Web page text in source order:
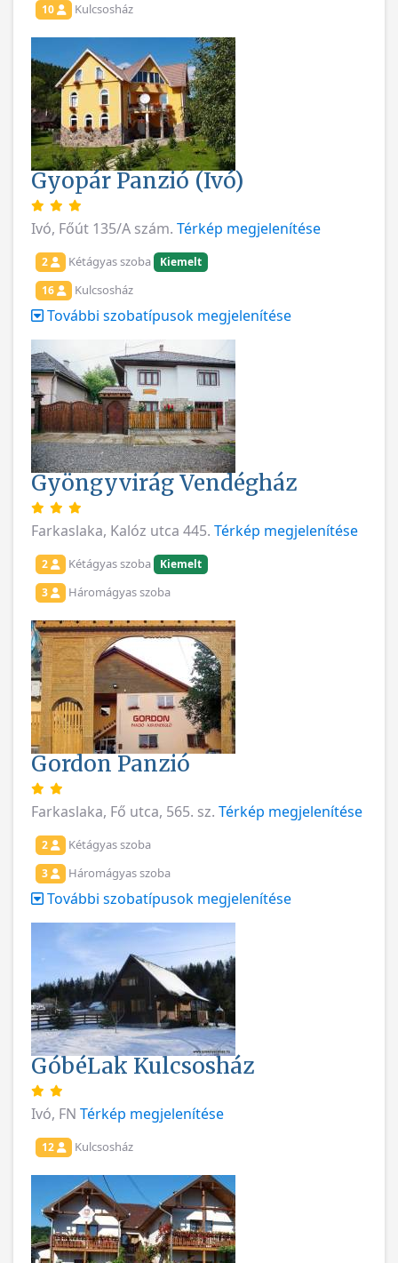
10 Kulcsosház
Gyopár Panzió (Ivó)
Ivó, Főút 135/A szám. Térkép megjelenítése
2 Kétágyas szoba
Kiemelt
16
Kulcsosház
További szobatípusok megjelenítése
Gyöngyvirág Vendégház
Farkaslaka, Kalóz utca 445. Térkép megjelenítése
2 Kétágyas szoba
Kiemelt
3
Háromágyas szoba
Gordon Panzió
Farkaslaka, Fő utca, 565. sz. Térkép megjelenítése
2 Kétágyas szoba
3 Háromágyas szoba
További szobatípusok megjelenítése
GóbéLak Kulcsosház
Ivó, FN Térkép megjelenítése
12 Kulcsosház